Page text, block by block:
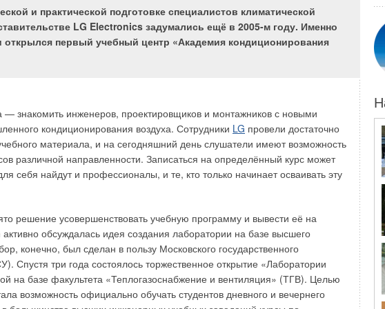
и практической подготовке специалистов климатической
LG Electronics задумались ещё в 2005-м году. Именно
открылся первый учебный центр «Академия кондиционирования
— знакомить инженеров, проектировщиков и монтажников с новыми
кондиционирования воздуха. Сотрудники LG провели достаточно
материала, и на сегодняшний день слушатели имеют возможность
различной направленности. Записаться на определённый курс может
себя найдут и профессионалы, и те, кто только начинает осваивать эту
решение усовершенствовать учебную программу и вывести её на
обсуждалась идея создания лаборатории на базе высшего
конечно, был сделан в пользу Московского государственного
Спустя три года состоялось торжественное открытие «Лаборатории
на базе факультета «Теплогазоснабжение и вентиляция» (ТГВ). Целью
возможность официально обучать студентов дневного и вечернего
может быстро привести к вредной или даже опасной для жизни
воздухе помещения. Именно поэтому системы вентиляции и
роль в поддержании безопасных рабочих условий для персонала
будет просто открыть окно и проветрить помещение.
шкафах.
быть достигнут благодаря системе управления расходом воздуха,
Она включает в себя панель управления VAV с регуляторами расхода
снижает количество удаляемого воздуха в вытяжных шкафах. В
разряжения в помещении, регуляторы приводят в баланс соотношение
ограничивая функциональность вытяжных шкафов. Это гарантирует не
но и снижение затрат на вентиляцию в целом.
функции по защите персонала в лаборатории, а именно: